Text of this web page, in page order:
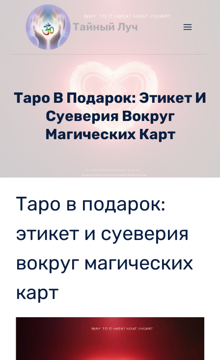
содержимому
Тайный Луч
Таро В Подарок: Этикет И
Суеверия Вокруг
Магических Карт
Таро в подарок:
этикет и суеверия
вокруг магических
карт